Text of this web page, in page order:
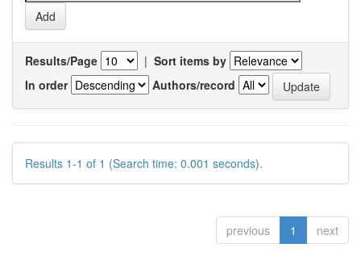
Results/Page | Sort items by
In order
Authors/record
Results 1-1 of 1 (Search time: 0.001 seconds).
previous 1 next